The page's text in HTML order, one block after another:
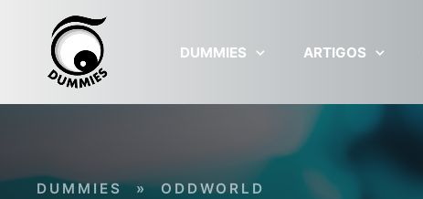
Skip to main content
DUMMIES ARTIGOS
DUMMIES » ODDWORLD